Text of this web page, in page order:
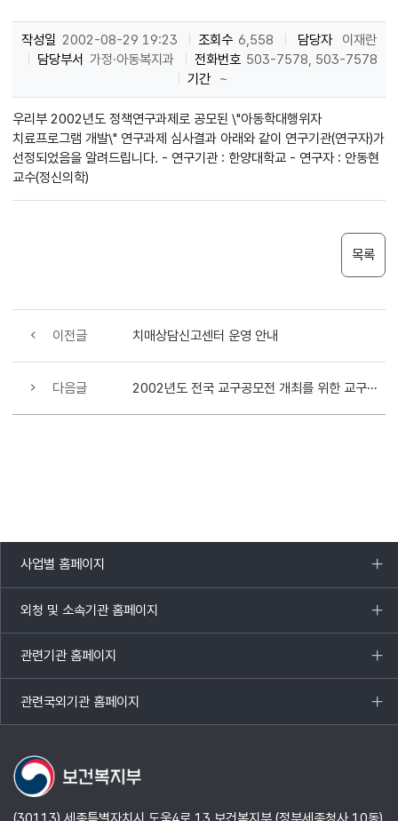
작성일 2002-08-29 19:23 조회수 6,558 담당자
이재란
담당부서 가정·아동복지과 전화번호 503-7578, 503-7578
기간 ~
우리부 2002년도 정책연구과제로 공모된 \"아동학대행위자
치료프로그램 개발\" 연구과제 심사결과 아래와 같이 연구기관(연구자)가
선정되었음을 알려드립니다. - 연구기관 : 한양대학교 - 연구자 : 안동현
교수(정신의학)
목록
이전글 치매상담신고센터 운영 안내
다음글 2002년도 전국 교구공모전 개최를 위한 교구공모 안내
사업별 홈페이지
목록
열기
외청 및 소속기관 홈페이지
목록
열기
관련기관 홈페이지
목록
열기
관련국외기관 홈페이지
목록
열기